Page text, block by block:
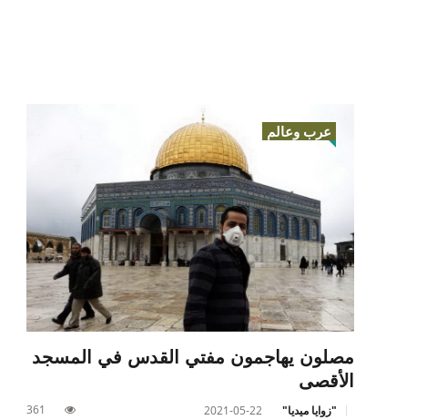
عرب وعالم
مصلون يهاجمون مفتي القدس في المسجد
الأقصى
"زوايا ميديا" 2021-05-22
361